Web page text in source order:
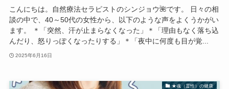
こんにちは。自然療法セラピストのシンジョウ🌺です。 日々の相
談の中で、40～50代の女性から、以下のような声をよくうかがい
ます。 ＊「突然、汗が止まらなくなった」＊「理由もなく落ち込
んだり、怒りっぽくなったりする」＊「夜中に何度も目が覚...
2025年6月16日
★魂（霊性）の健康